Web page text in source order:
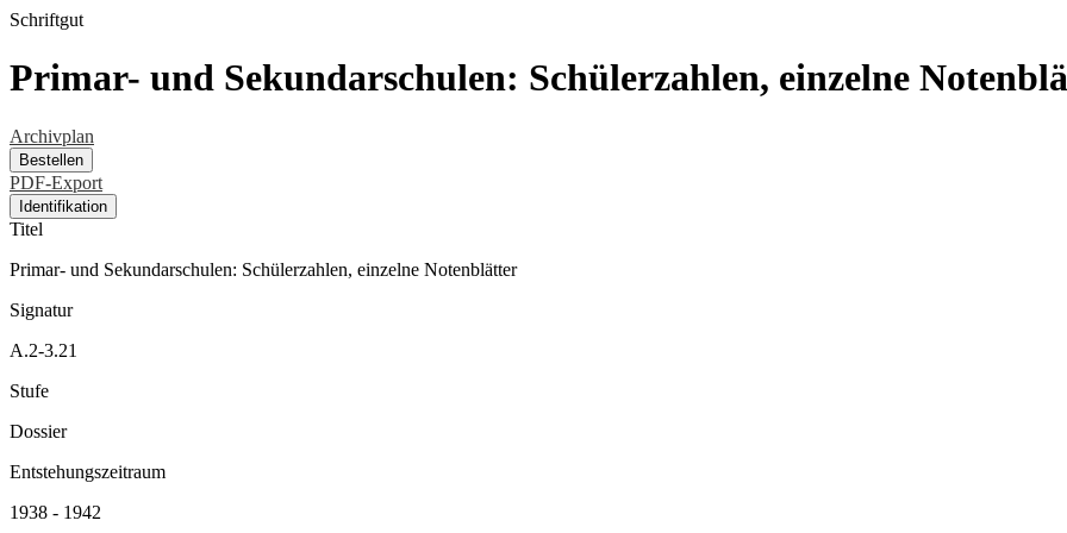
Schriftgut
Primar- und Sekundarschulen: Schülerzahlen, einzelne
Archivplan
Bestellen
PDF-Export
Identifikation
Titel
Primar- und Sekundarschulen: Schülerzahlen, einzelne Notenblätter
Signatur
A.2-3.21
Stufe
Dossier
Entstehungszeitraum
1938 - 1942